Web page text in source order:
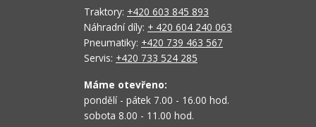
Traktory: +420 603 845 893
Náhradní díly: + 420 604 240 063
Pneumatiky: +420 739 463 567
Servis: +420 733 524 285
Máme otevřeno:
pondělí - pátek 7.00 - 16.00 hod.
sobota 8.00 - 11.00 hod.